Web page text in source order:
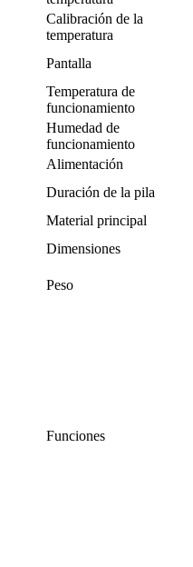
Calibración de la
temperatura
Pantalla
Temperatura de
funcionamiento
Humedad de
funcionamiento
Alimentación
Duración de la pila
Material principal
Dimensiones
Peso
Funciones